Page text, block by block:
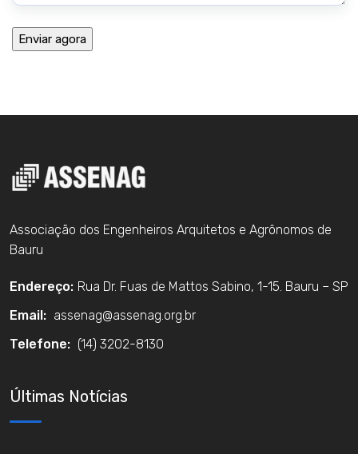
Associação dos Engenheiros Arquitetos e Agrônomos de
Bauru
Endereço: Rua Dr. Fuas de Mattos Sabino, 1-15. Bauru – SP
Email: assenag@assenag.org.br
Telefone: (14) 3202-8130
Últimas Notícias